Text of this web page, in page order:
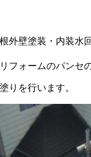
外壁塗装・内装水
フォームのパンセ
りを行います。